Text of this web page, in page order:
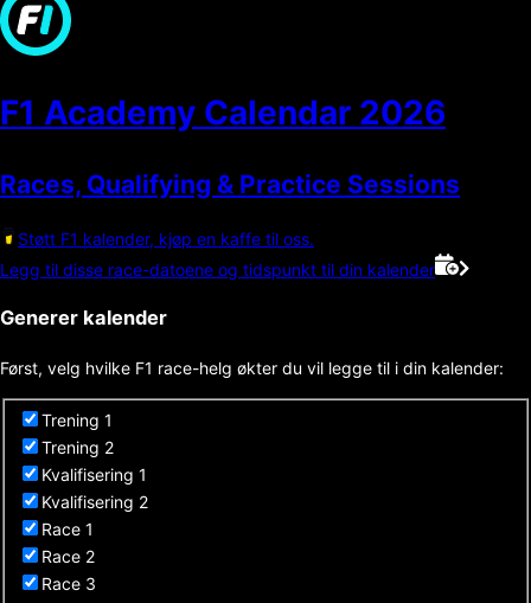
F1 Academy Calendar 2026
Races, Qualifying & Practice Sessions
Støtt F1 kalender, kjøp en kaffe til oss.
Legg til disse race-datoene og tidspunkt til din kalender
Generer kalender
Først, velg hvilke F1 race-helg økter du vil legge til i din kalender:
Trening 1
Trening 2
Kvalifisering 1
Kvalifisering 2
Race 1
Race 2
Race 3